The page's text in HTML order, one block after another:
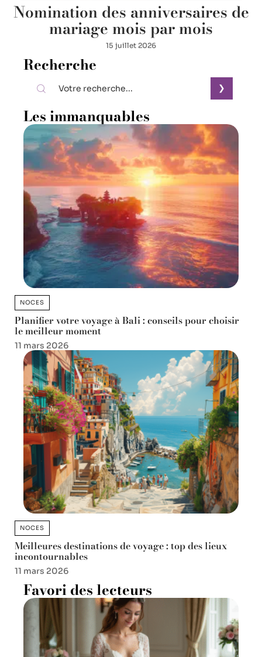
Nomination des anniversaires de
mariage mois par mois
15 juillet 2026
Recherche
Les immanquables
NOCES
Planifier votre voyage à Bali : conseils pour choisir
le meilleur moment
11 mars 2026
NOCES
Meilleures destinations de voyage : top des lieux
incontournables
11 mars 2026
Favori des lecteurs